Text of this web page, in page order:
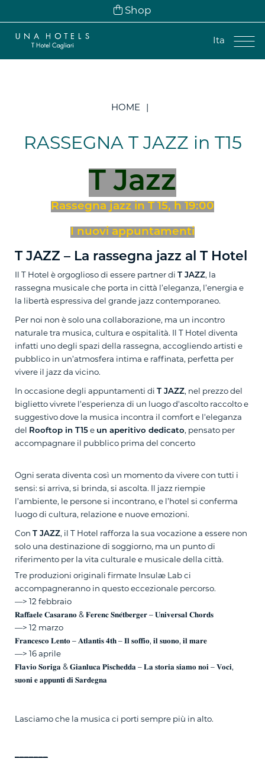
Ita
Deu
Shop
HOME
RASSEGNA T JAZZ in T15
T Jazz
Rassegna jazz in T 15, h 19:00
I nuovi appuntamenti
T JAZZ – La rassegna jazz al T Hotel
Il T Hotel è orgoglioso di essere partner di T JAZZ, la
rassegna musicale che porta in città l’eleganza, l’energia e
la libertà espressiva del grande jazz contemporaneo.
Per noi non è solo una collaborazione, ma un incontro
naturale tra musica, cultura e ospitalità. Il T Hotel diventa
infatti uno degli spazi della rassegna, accogliendo artisti e
pubblico in un’atmosfera intima e raffinata, perfetta per
vivere il jazz da vicino.
In occasione degli appuntamenti di T JAZZ, nel prezzo del
biglietto vivrete l'esperienza di un luogo d'ascolto raccolto e
suggestivo dove la musica incontra il comfort e l'eleganza
del
Rooftop in T15 e un aperitivo dedicato, pensato per
accompagnare il pubblico prima del concerto
Ogni serata diventa così un momento da vivere con tutti i
sensi: si arriva, si brinda, si ascolta. Il jazz riempie
l’ambiente, le persone si incontrano, e l’hotel si conferma
luogo di cultura, relazione e nuove emozioni.
Con T JAZZ, il T Hotel rafforza la sua vocazione a essere non
solo una destinazione di soggiorno, ma un punto di
riferimento per la vita culturale e musicale della città.
Tre produzioni originali firmate Insulæ Lab ci
accompagneranno in questo eccezionale percorso.
—> 12 febbraio
𝐑𝐚𝐟𝐟𝐚𝐞𝐥𝐞 𝐂𝐚𝐬𝐚𝐫𝐚𝐧𝐨 & 𝐅𝐞𝐫𝐞𝐧𝐜 𝐒𝐧𝐞́𝐭𝐛𝐞𝐫𝐠𝐞𝐫 – 𝐔𝐧𝐢𝐯𝐞𝐫𝐬𝐚𝐥 𝐂𝐡𝐨𝐫𝐝𝐬
—> 12 marzo
𝐅𝐫𝐚𝐧𝐜𝐞𝐬𝐜𝐨 𝐋𝐞𝐧𝐭𝐨 – 𝐀𝐭𝐥𝐚𝐧𝐭𝐢𝐬 𝟒𝐭𝐡 – 𝐈𝐥 𝐬𝐨𝐟𝐟𝐢𝐨, 𝐢𝐥 𝐬𝐮𝐨𝐧𝐨, 𝐢𝐥 𝐦𝐚𝐫𝐞
—> 16 aprile
𝐅𝐥𝐚𝐯𝐢𝐨 𝐒𝐨𝐫𝐢𝐠𝐚 & 𝐆𝐢𝐚𝐧𝐥𝐮𝐜𝐚 𝐏𝐢𝐬𝐜𝐡𝐞𝐝𝐝𝐚 – 𝐋𝐚 𝐬𝐭𝐨𝐫𝐢𝐚 𝐬𝐢𝐚𝐦𝐨 𝐧𝐨𝐢 – 𝐕𝐨𝐜𝐢,
𝐬𝐮𝐨𝐧𝐢 𝐞 𝐚𝐩𝐩𝐮𝐧𝐭𝐢 𝐝𝐢 𝐒𝐚𝐫𝐝𝐞𝐠𝐧𝐚
Lasciamo che la musica ci porti sempre più in alto.
_______